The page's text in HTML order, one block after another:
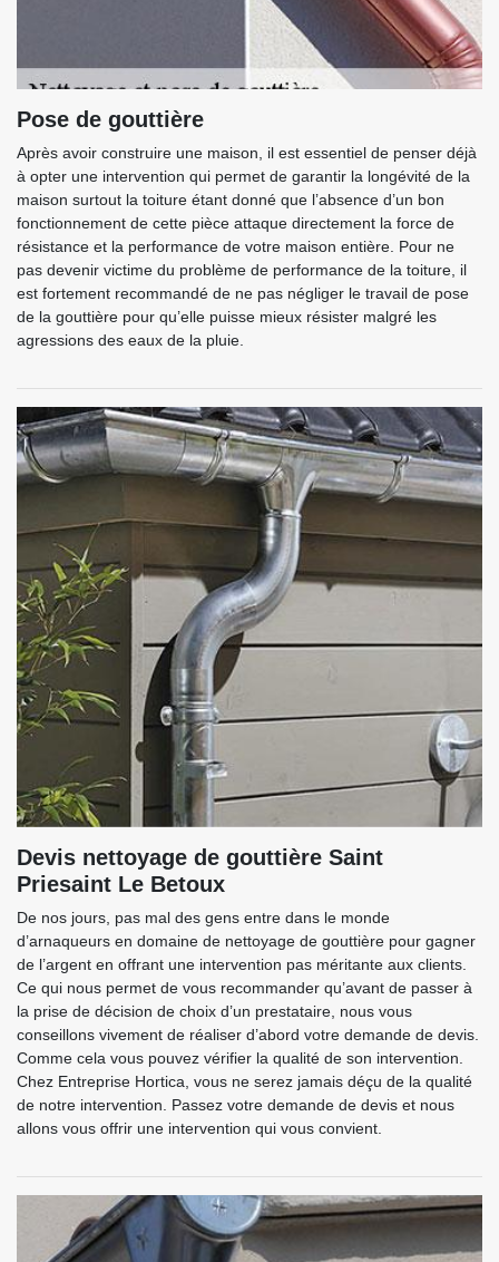
Pose de gouttière
Après avoir construire une maison, il est essentiel de penser déjà
à opter une intervention qui permet de garantir la longévité de la
maison surtout la toiture étant donné que l’absence d’un bon
fonctionnement de cette pièce attaque directement la force de
résistance et la performance de votre maison entière. Pour ne
pas devenir victime du problème de performance de la toiture, il
est fortement recommandé de ne pas négliger le travail de pose
de la gouttière pour qu’elle puisse mieux résister malgré les
agressions des eaux de la pluie.
Devis nettoyage de gouttière Saint
Priesaint Le Betoux
De nos jours, pas mal des gens entre dans le monde
d’arnaqueurs en domaine de nettoyage de gouttière pour gagner
de l’argent en offrant une intervention pas méritante aux clients.
Ce qui nous permet de vous recommander qu’avant de passer à
la prise de décision de choix d’un prestataire, nous vous
conseillons vivement de réaliser d’abord votre demande de devis.
Comme cela vous pouvez vérifier la qualité de son intervention.
Chez Entreprise Hortica, vous ne serez jamais déçu de la qualité
de notre intervention. Passez votre demande de devis et nous
allons vous offrir une intervention qui vous convient.